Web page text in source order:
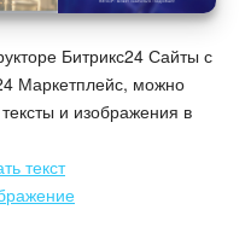
Битрикс24 Сайты с
Маркетплейс, можно
и изображения в
текст